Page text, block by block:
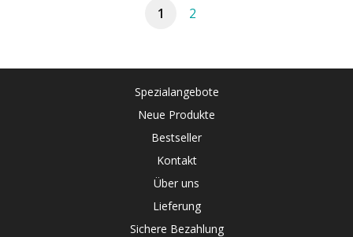
1 2
Spezialangebote
Neue Produkte
Bestseller
Kontakt
Über uns
Lieferung
Sichere Bezahlung